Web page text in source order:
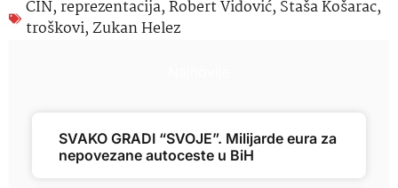
CIN, reprezentacija,Robert Vidović, Staša Košarac,
troškovi,Zukan Helez
SVAKO GRADI “SVOJE”. Milijarde eura za
nepovezane autoceste u BiH